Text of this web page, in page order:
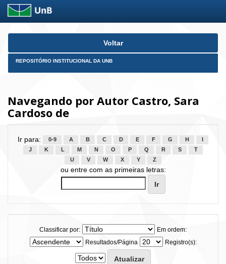
Skip
Voltar
REPOSITÓRIO INSTITUCIONAL DA UNB
Navegando por Autor Castro, Sara
Cardoso de
Ir para: 0-9 A B C D E F G H
J
K L M N O P Q R S
T
U
V W X Y Z
ou entre com as primeiras letras:
Classificar por:
Em ordem:
Resultados/Página
Registro(s):